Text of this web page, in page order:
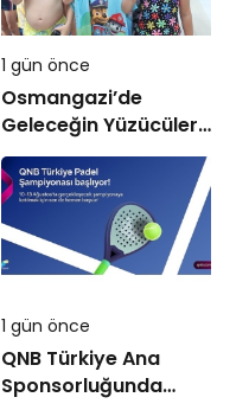
1 gün önce
Osmangazi’de
Geleceğin Yüzücüleri
Sertifikalarını Aldı
1 gün önce
QNB Türkiye Ana
Sponsorluğunda